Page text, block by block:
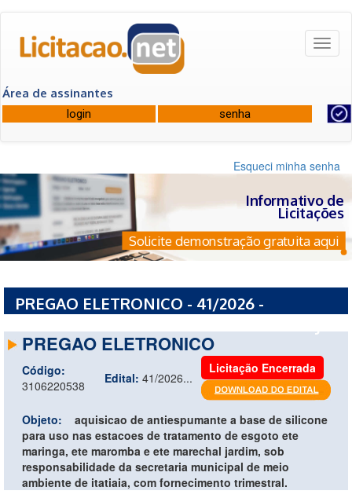
Área de assinantes
Esqueci minha senha
Informativo de
Licitações
Solicite demonstração gratuita aqui
PREGAO ELETRONICO - 41/2026 -
PREGAO ELETRONICO
Código:
3106220538
Edital: 41/2026...
Licitação Encerrada
Objeto:
aquisicao de antiespumante a base de silicone
para uso nas estacoes de tratamento de esgoto ete
maringa, ete maromba e ete marechal jardim, sob
responsabilidade da secretaria municipal de meio
ambiente de itatiaia, com fornecimento trimestral.